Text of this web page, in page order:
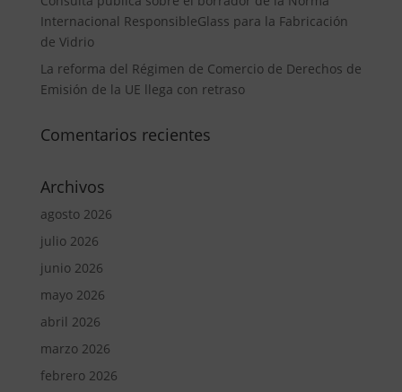
Internacional ResponsibleGlass para la Fabricación
de Vidrio
La reforma del Régimen de Comercio de Derechos de
Emisión de la UE llega con retraso
Comentarios recientes
Archivos
agosto 2026
julio 2026
junio 2026
mayo 2026
abril 2026
marzo 2026
febrero 2026